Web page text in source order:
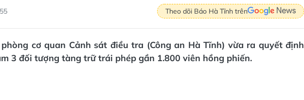
Theo dõi Báo Hà Tĩnh trên
cơ quan Cảnh sát điều tra (Công an Hà Tĩnh) vừa ra quyết định
3 đối tượng tàng trữ trái phép gần 1.800 viên hồng phiến.